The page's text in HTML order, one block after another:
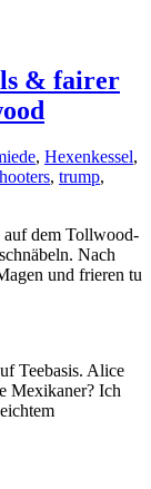
& fairer
, Hexenkessel,
, trump,
auf dem Tollwood-
Nach
und frieren tu
Teebasis. Alice
Mexikaner? Ich